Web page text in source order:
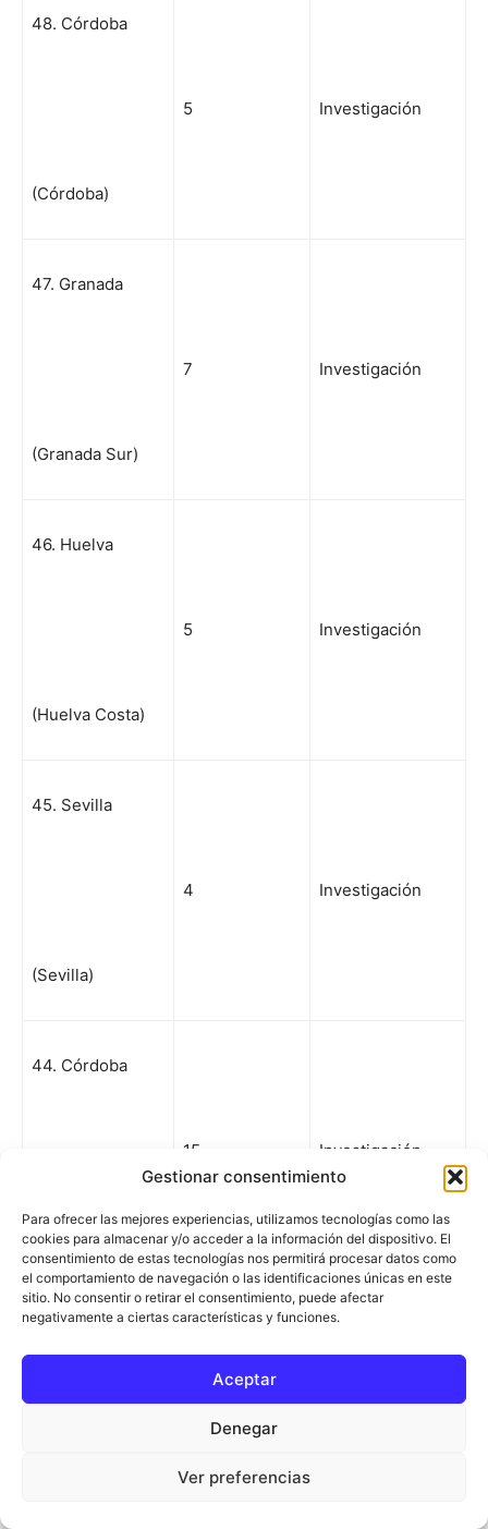
Gestionar consentimiento
Para ofrecer las mejores experiencias, utilizamos tecnologías como las
cookies para almacenar y/o acceder a la información del dispositivo. El
consentimiento de estas tecnologías nos permitirá procesar datos como
el comportamiento de navegación o las identificaciones únicas en este
sitio. No consentir o retirar el consentimiento, puede afectar
negativamente a ciertas características y funciones.
Aceptar
Denegar
Ver preferencias
48. Córdoba
(Córdoba)
5 Investigación
47. Granada
(Granada Sur)
7 Investigación
46. Huelva
(Huelva Costa)
5 Investigación
45. Sevilla
(Sevilla)
4 Investigación
44. Córdoba
(Córdoba)
15 Investigación
43. Cádiz
4